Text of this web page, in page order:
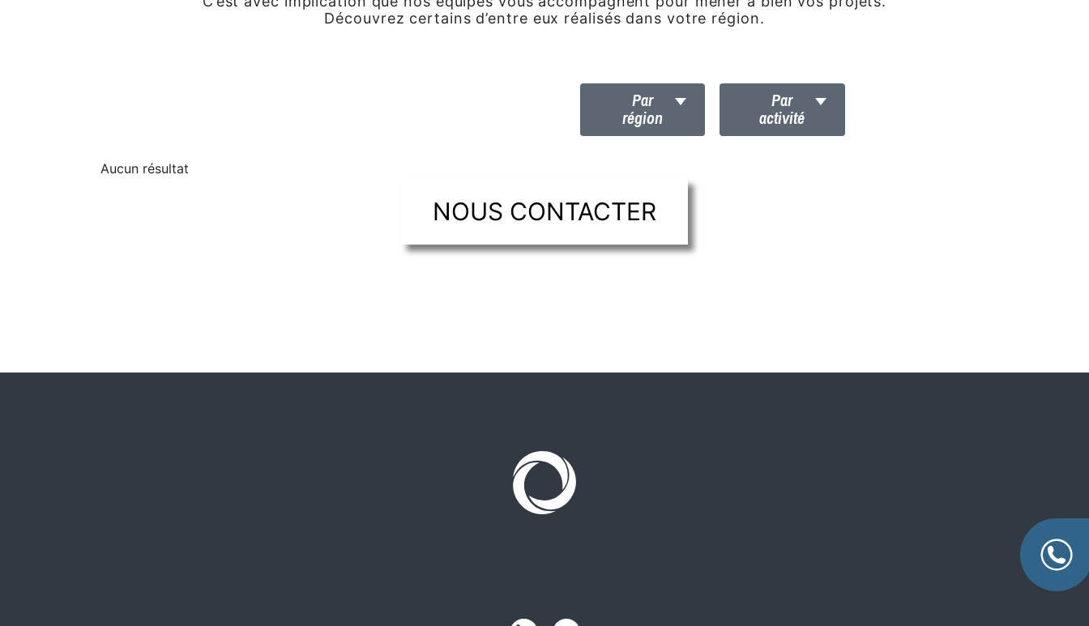
Découvrez certains d’entre eux réalisés dans votre région.
Par
région
Par
activité
Aucun résultat
NOUS CONTACTER